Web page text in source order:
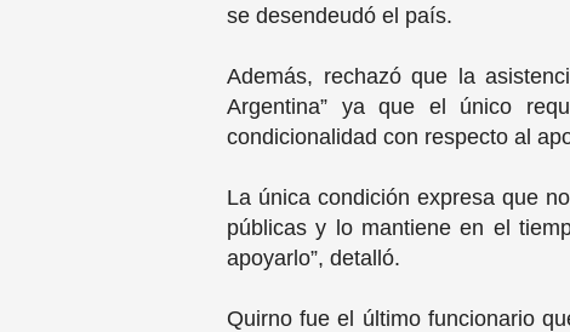
se desendeudó el país.
Además, rechazó que la
Argentina” ya que el único
condicionalidad con respecto al
La única condición expresa que
públicas y lo mantiene en el
apoyarlo”, detalló.
Quirno fue el último funcionario